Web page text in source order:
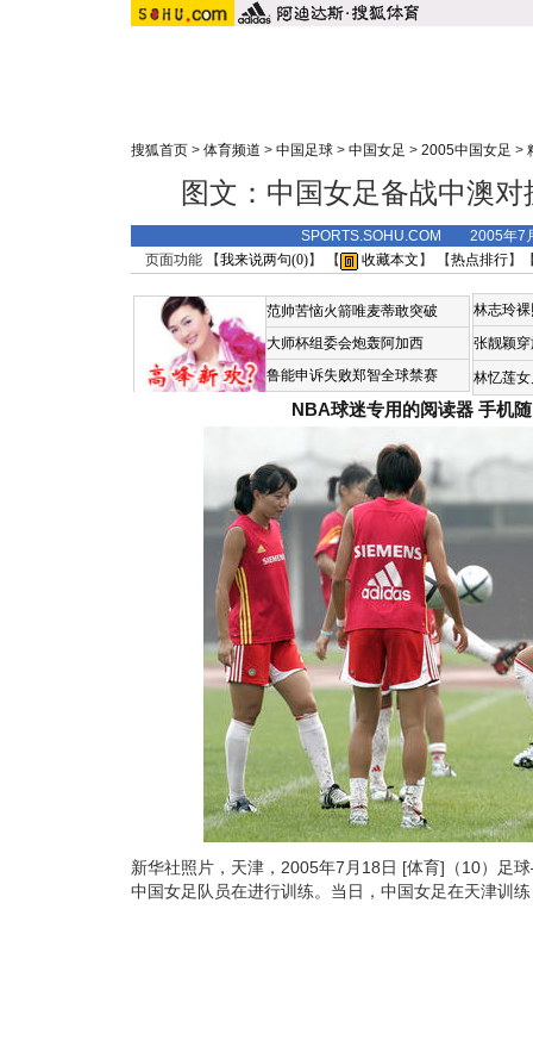
搜狐首页 > 体育频道 > 中国足球 > 中国女足 > 2005中国女足 >
图文：中国女足备战中澳
SPORTS.SOHU.COM 2005年7
页面功能 【我来说两句(0)】 【 收藏本文 】 【热点排行】
范帅苦恼火箭唯麦蒂敢突破
大师杯组委会炮轰阿加西
鲁能申诉失败郑智全球禁赛
林志玲
张靓颖
林忆莲
NBA球迷专用的阅读器 手机
新华社照片，天津，2005年7月18日 [体育]（10）足
中国女足队员在进行训练。当日，中国女足在天津训